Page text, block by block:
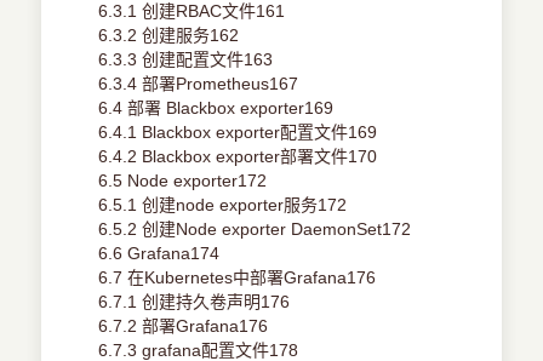
6.3.1 创建RBAC文件161
6.3.2 创建服务162
6.3.3 创建配置文件163
6.3.4 部署Prometheus167
6.4 部署 Blackbox exporter169
6.4.1 Blackbox exporter配置文件169
6.4.2 Blackbox exporter部署文件170
6.5 Node exporter172
6.5.1 创建node exporter服务172
6.5.2 创建Node exporter DaemonSet172
6.6 Grafana174
6.7 在Kubernetes中部署Grafana176
6.7.1 创建持久卷声明176
6.7.2 部署Grafana176
6.7.3 grafana配置文件178